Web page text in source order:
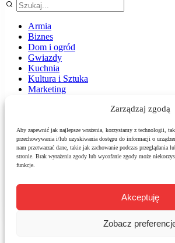
Zarządzaj zgodą
Aby zapewnić jak najlepsze wrażenia, korzystamy z technologii,
przechowywania i/lub uzyskiwania dostępu do informacji o
nam przetwarzać dane, takie jak zachowanie podczas przeglądania
stronie. Brak wyrażenia zgody lub wycofanie zgody może
funkcje.
Akceptuję
Zobacz
Armia
Biznes
Dom i ogród
Gwiazdy
Kuchnia
Kultura i Sztuka
Marketing
Podróże
Polityka
Sport
Środowisko
Technologie